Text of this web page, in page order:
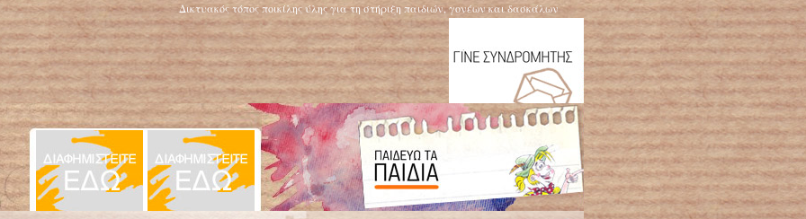
Δικτυακός τόπος ποικίλης ύλης για τη στήριξη παιδιών, γονέων και δασκάλων